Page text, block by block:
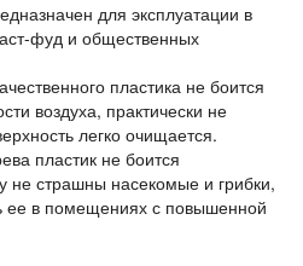
для эксплуатации в
фуд и общественных
пластика не боится
воздуха, практически не
легко очищается.
пластик не боится
не страшны насекомые и грибки,
ее в помещениях с повышенной